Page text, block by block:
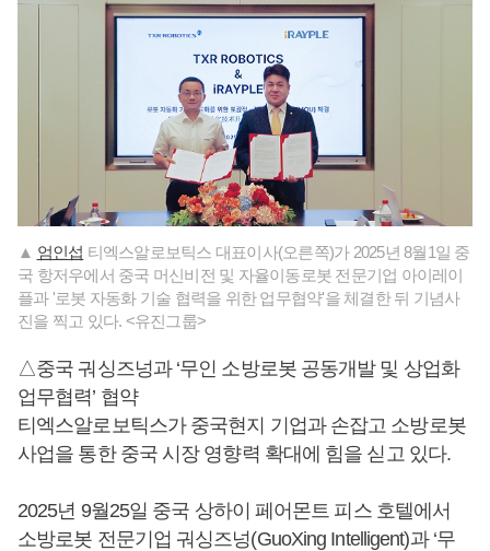
▲ 엄인섭 티엑스알로보틱스 대표이사(오른쪽)가 2025년 8월1일 중
국 항저우에서 중국 머신비전 및 자율이동로봇 전문기업 아이레이
플과 '로봇 자동화 기술 협력을 위한 업무협약'을 체결한 뒤 기념사
진을 찍고 있다. <유진그룹>
△중국 궈싱즈넝과 ‘무인 소방로봇 공동개발 및 상업화
업무협력’ 협약
티엑스알로보틱스가 중국현지 기업과 손잡고 소방로봇
사업을 통한 중국 시장 영향력 확대에 힘을 싣고 있다.
2025년 9월25일 중국 상하이 페어몬트 피스 호텔에서
소방로봇 전문기업 궈싱즈넝(GuoXing Intelligent)과 ‘무